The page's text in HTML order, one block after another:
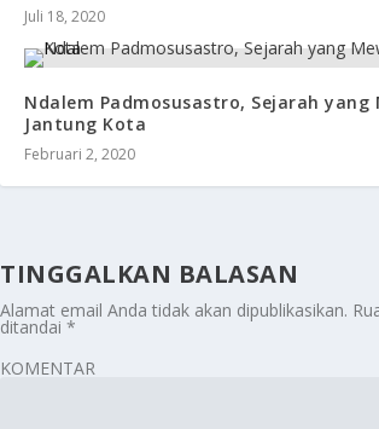
Juli 18, 2020
Ndalem Padmosusastro, Sejarah yang
Jantung Kota
Februari 2, 2020
TINGGALKAN BALASAN
Alamat email Anda tidak akan dipublikasikan.
ditandai *
KOMENTAR